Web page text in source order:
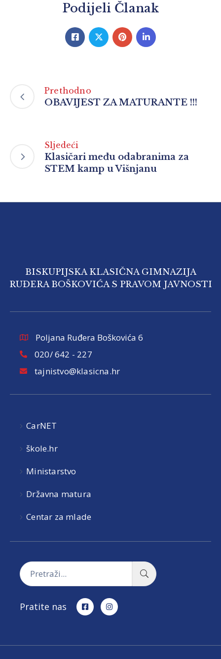
Podijeli Članak
Prethodno
OBAVIJEST ZA MATURANTE !!!
Sljedeći
Klasičari među odabranima za
STEM kamp u Višnjanu
BISKUPIJSKA KLASIČNA GIMNAZIJA
RUĐERA BOŠKOVIĆA S PRAVOM JAVNOSTI
Poljana Ruđera Boškovića 6
020/ 642 - 227
tajnistvo@klasicna.hr
CarNET
škole.hr
Ministarstvo
Državna matura
Centar za mlade
Pratite nas